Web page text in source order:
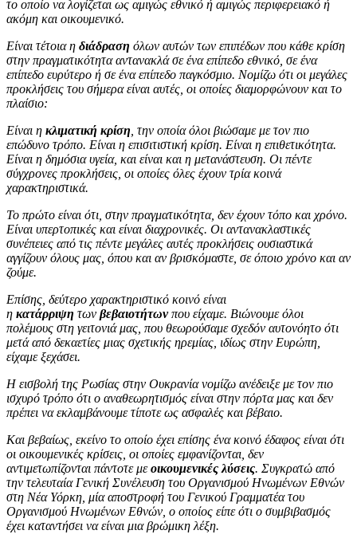
το οποίο να λογίζεται ως αμιγώς εθνικό ή αμιγώς περιφερειακό ή
ακόμη και οικουμενικό.
Είναι τέτοια η διάδραση όλων αυτών των επιπέδων που κάθε κρίση
στην πραγματικότητα αντανακλά σε ένα επίπεδο εθνικό, σε ένα
επίπεδο ευρύτερο ή σε ένα επίπεδο παγκόσμιο. Νομίζω ότι οι μεγάλες
προκλήσεις του σήμερα είναι αυτές, οι οποίες διαμορφώνουν και το
πλαίσιο:
Είναι η κλιματική κρίση , την οποία όλοι βιώσαμε με τον πιο
επώδυνο τρόπο. Είναι η επισιτιστική κρίση. Είναι η επιθετικότητα.
Είναι η δημόσια υγεία, και είναι και η μετανάστευση. Οι πέντε
σύγχρονες προκλήσεις, οι οποίες όλες έχουν τρία κοινά
χαρακτηριστικά.
Το πρώτο είναι ότι, στην πραγματικότητα, δεν έχουν τόπο και χρόνο.
Είναι υπερτοπικές και είναι διαχρονικές. Οι αντανακλαστικές
συνέπειες από τις πέντε μεγάλες αυτές προκλήσεις ουσιαστικά
αγγίζουν όλους μας, όπου και αν βρισκόμαστε, σε όποιο χρόνο και αν
ζούμε.
Επίσης, δεύτερο χαρακτηριστικό κοινό είναι
η κατάρριψη των βεβαιοτήτωνπου είχαμε. Βιώνουμε όλοι
πολέμους στη γειτονιά μας, που θεωρούσαμε σχεδόν αυτονόητο ότι
μετά από δεκαετίες μιας σχετικής ηρεμίας, ιδίως στην Ευρώπη,
είχαμε ξεχάσει.
Η εισβολή της Ρωσίας στην Ουκρανία νομίζω ανέδειξε με τον πιο
ισχυρό τρόπο ότι ο αναθεωρητισμός είναι στην πόρτα μας και δεν
πρέπει να εκλαμβάνουμε τίποτε ως ασφαλές και βέβαιο.
Και βεβαίως, εκείνο το οποίο έχει επίσης ένα κοινό έδαφος είναι ότι
οι οικουμενικές κρίσεις, οι οποίες εμφανίζονται, δεν
αντιμετωπίζονται πάντοτε μεοικουμενικές λύσεις. Συγκρατώ από
την τελευταία Γενική Συνέλευση του Οργανισμού Ηνωμένων Εθνών
στη Νέα Υόρκη, μία αποστροφή του Γενικού Γραμματέα του
Οργανισμού Ηνωμένων Εθνών, ο οποίος είπε ότι ο συμβιβασμός
έχει καταντήσει να είναι μια βρώμικη λέξη.